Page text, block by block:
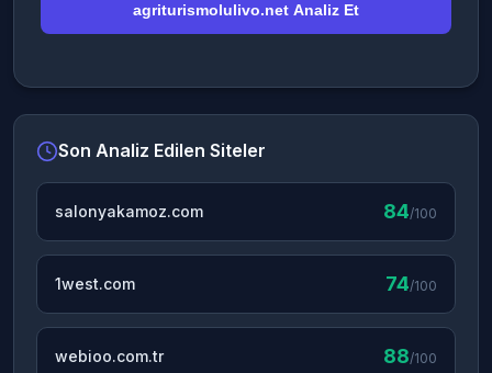
agriturismolulivo.net Analiz Et
Son Analiz Edilen Siteler
salonyakamoz.com 84/100
1west.com 74/100
webioo.com.tr 88/100